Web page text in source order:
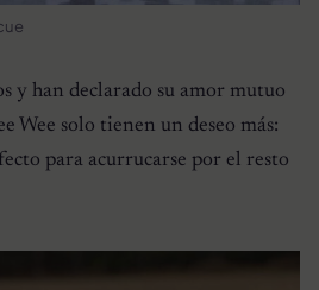
​​y han declarado su amor mutuo
Wee solo tienen un deseo más:
para acurrucarse por el resto